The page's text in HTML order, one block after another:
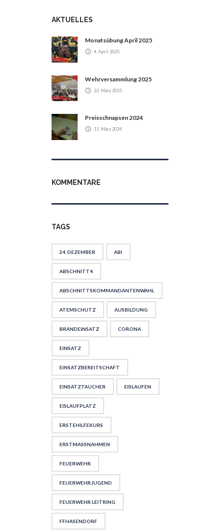
AKTUELLES
Monatsübung April 2025
4. April 2025
Wehrversammlung 2025
22. März 2025
Preisschnapsen 2024
11. März 2024
KOMMENTARE
TAGS
24. DEZEMBER ABI
ABSCHNITT4
ABSCHNITTSKOMMANDANTENWAHL
ATEMSCHUTZ AUSBILDUNG
BRANDEINSATZ CORONA
EINSATZ
EINSATZBEREITSCHAFT
EINSATZTAUCHER EISLAUFEN
EISLAUFPLATZ
ERSTEHILFEKURS
ERSTMASSNAHMEN
FEUERWEHR
FEUERWEHRJUGEND
FEUERWEHR LEITRING
FFHASENDORF